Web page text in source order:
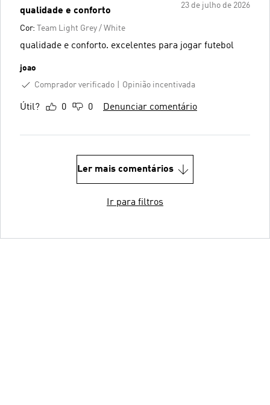
23 de julho de 2026
qualidade e conforto
Cor: Team Light Grey / White
qualidade e conforto. excelentes para jogar futebol
joao
Comprador verificado
Opinião incentivada
Útil? 0 0 Denunciar comentário
Ler mais comentários
Ir para filtros